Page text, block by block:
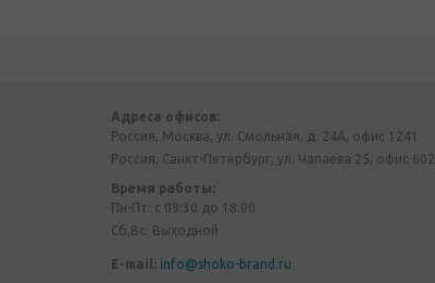
Адреса офисов:
Россия, Москва, ул. Смольная, д. 24А, офис 1241
Россия, Санкт-Петербург, ул. Чапаева 25, офис 602
Время работы:
Пн-Пт: с 09:30 до 18:00
Сб,Вс: Выходной
E-mail: info@shoko-brand.ru